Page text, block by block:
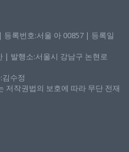
록번호:서울 아 00857 | 등록일
| 발행소:서울시 강남구 논현로
수정
저작권법의 보호에 따라 무단 전재